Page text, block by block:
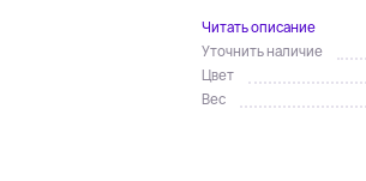
Читать описание
Уточнить наличие
Цвет
Вес